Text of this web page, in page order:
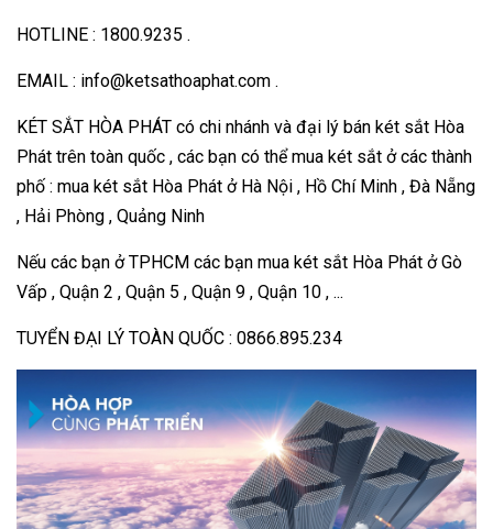
HOTLINE : 1800.9235 .
EMAIL : info@ketsathoaphat.com .
KÉT SẮT HÒA PHÁT có chi nhánh và đại lý bán két sắt Hòa
Phát trên toàn quốc , các bạn có thể mua két sắt ở các thành
phố : mua két sắt Hòa Phát ở Hà Nội , Hồ Chí Minh , Đà Nẵng
, Hải Phòng , Quảng Ninh
Nếu các bạn ở TPHCM các bạn mua két sắt Hòa Phát ở Gò
Vấp , Quận 2 , Quận 5 , Quận 9 , Quận 10 , ...
TUYỂN ĐẠI LÝ TOÀN QUỐC : 0866.895.234